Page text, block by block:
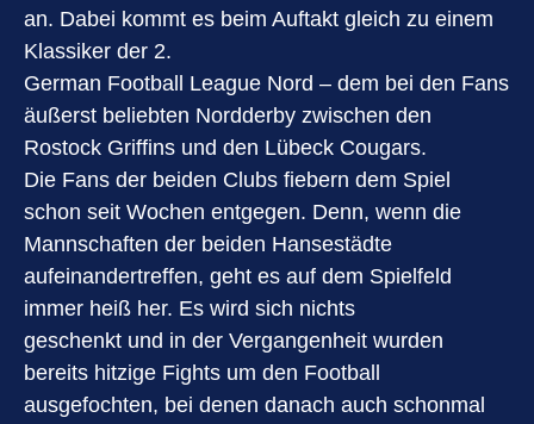
an. Dabei kommt es beim Auftakt gleich zu einem
Klassiker der 2.
German Football League Nord – dem bei den Fans
äußerst beliebten Nordderby zwischen den
Rostock Griffins und den Lübeck Cougars.
Die Fans der beiden Clubs fiebern dem Spiel
schon seit Wochen entgegen. Denn, wenn die
Mannschaften der beiden Hansestädte
aufeinandertreffen, geht es auf dem Spielfeld
immer heiß her. Es wird sich nichts
geschenkt und in der Vergangenheit wurden
bereits hitzige Fights um den Football
ausgefochten, bei denen danach auch schonmal